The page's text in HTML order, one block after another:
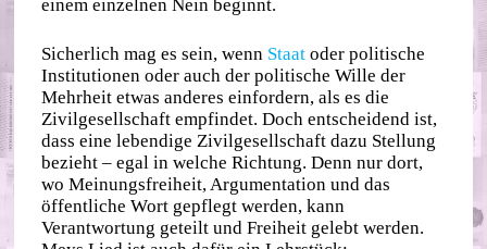
einem einzelnen Nein beginnt.
Sicherlich mag es sein, wenn Staat oder politische
Institutionen oder auch der politische Wille der
Mehrheit etwas anderes einfordern, als es die
Zivilgesellschaft empfindet. Doch entscheidend ist,
dass eine lebendige Zivilgesellschaft dazu Stellung
bezieht – egal in welche Richtung. Denn nur dort,
wo Meinungsfreiheit, Argumentation und das
öffentliche Wort gepflegt werden, kann
Verantwortung geteilt und Freiheit gelebt werden.